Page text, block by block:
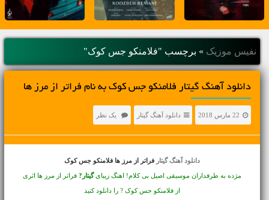
نفیس موزیک » برچسب "فلامنکو جس کوک"
دانلود آهنگ گیتار فلامنکو جس کوک به نام فراتر از مرز ها
22 مارس 2018 دانلود آهنگ گیتار یک نظر
دانلود آهنگ گیتار فراتر از مرز ها فلامنکو جس کوک
مژده به طرفداران موسیقی اصیل بی کلام! اهنگ زیبایگیتار?فراتر از مرز ها اثری
از فلامنکو جس کوک ? را دانلود کنید